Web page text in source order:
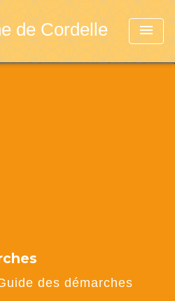
menu
des démarches